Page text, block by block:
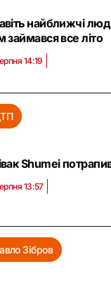
найближчі
займався все літо
14:19
Shumei
13:57
Зібров